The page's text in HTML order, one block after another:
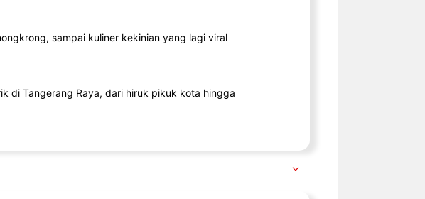
sampai kuliner kekinian yang lagi viral
di Tangerang Raya, dari hiruk pikuk kota hingga